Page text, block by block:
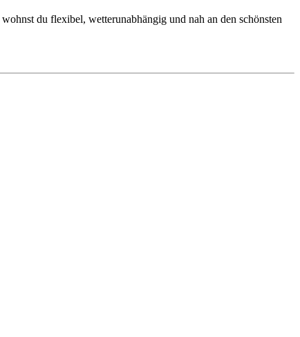
wohnst du flexibel, wetterunabhängig und nah an den schönsten